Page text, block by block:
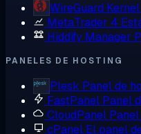
WireGuard
MetaTrader 4
Hiddify Manager
PANELES DE HOSTING
Plesk Panel de
FastPanel Panel
CloudPanel
cPanel El panel